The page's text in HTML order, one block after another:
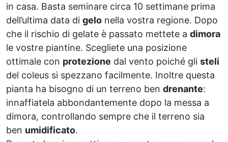
in casa. Basta seminare circa 10 settimane prima
dell’ultima data di gelo nella vostra regione. Dopo
che il rischio di gelate è passato mettete a dimora
le vostre piantine. Scegliete una posizione
ottimale con protezione dal vento poiché gli steli
del coleus si spezzano facilmente. Inoltre questa
pianta ha bisogno di un terreno ben drenante:
innaffiatela abbondantemente dopo la messa a
dimora, controllando sempre che il terreno sia
ben umidificato.